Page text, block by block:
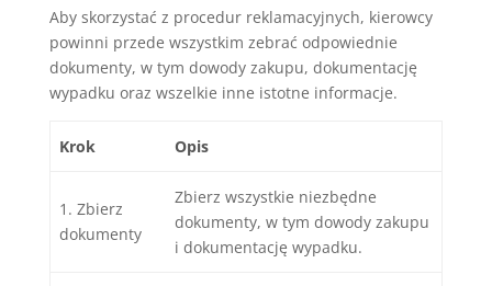
Aby skorzystać z procedur reklamacyjnych, kierowcy
powinni przede wszystkim zebrać odpowiednie
dokumenty, w tym dowody zakupu, dokumentację
wypadku oraz wszelkie inne istotne informacje.
Krok Opis
1. Zbierz
dokumenty
Zbierz wszystkie niezbędne
dokumenty, w tym dowody zakupu
i dokumentację wypadku.